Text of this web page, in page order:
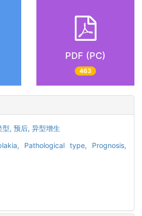
PDF (PC)
463
型, 预后, 异型增生
Pathological type, Prognosis,